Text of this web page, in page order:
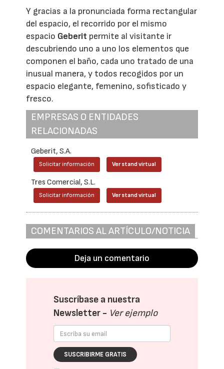
Y gracias a la pronunciada forma rectangular
del espacio, el recorrido por el mismo
espacio Geberit permite al visitante ir
descubriendo uno a uno los elementos que
componen el baño, cada uno tratado de una
inusual manera, y todos recogidos por un
espacio elegante, femenino, sofisticado y
fresco.
EMPRESAS O ENTIDADES
RELACIONADAS
Geberit, S.A.
Solicitar información Ver stand virtual
Tres Comercial, S.L.
Solicitar información Ver stand virtual
COMENTARIOS AL ARTÍCULO/NOTICIA
Deja un comentario
Suscríbase a nuestra
Newsletter - Ver ejemplo
SUSCRIBIRME GRATIS